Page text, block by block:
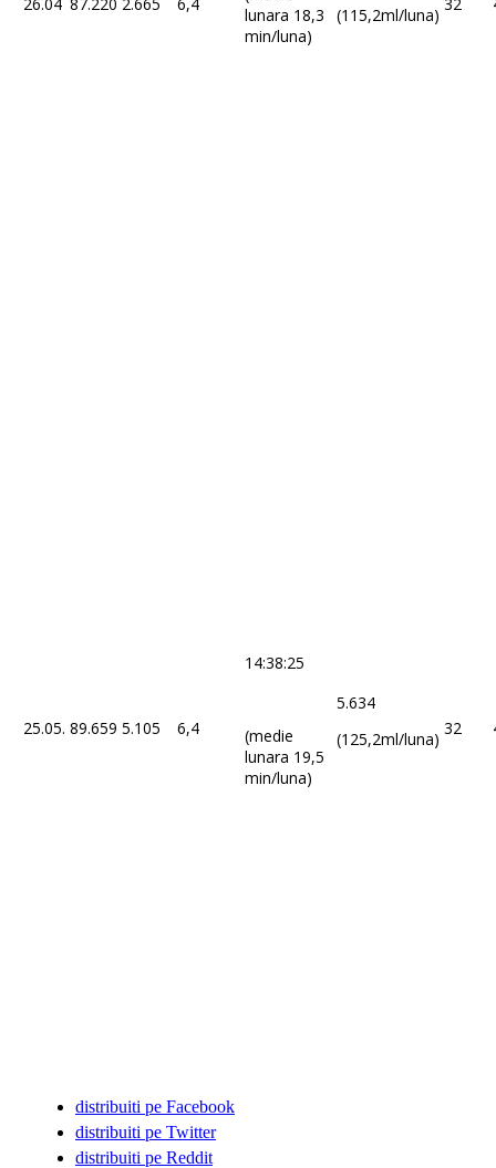
lunara 18,3
min/luna)
(115,2ml/luna)
25.05. 89.659 5.105 6,4
14:38:25
(medie
lunara 19,5
min/luna)
5.634
(125,2ml/luna)
32
distribuiti pe Facebook
distribuiti pe Twitter
distribuiti pe Reddit